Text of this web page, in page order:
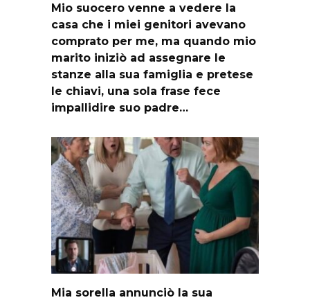
Mio suocero venne a vedere la
casa che i miei genitori avevano
comprato per me, ma quando mio
marito iniziò ad assegnare le
stanze alla sua famiglia e pretese
le chiavi, una sola frase fece
impallidire suo padre…
Mia sorella annunciò la sua